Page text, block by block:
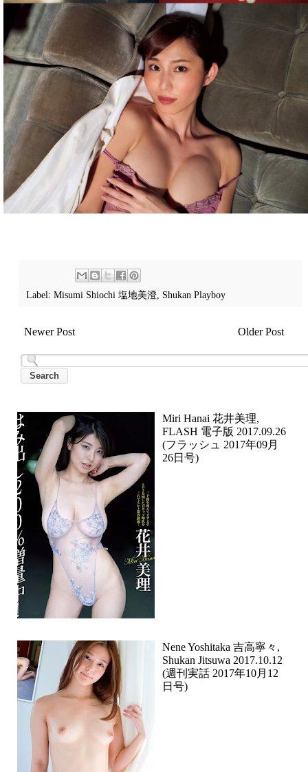
Label: Misumi Shiochi 塩地美澄 Shukan Playboy
Newer Post Older Post
Miri Hanai 花井美理,
FLASH 電子版 2017.09.26
(フラッシュ 2017年09月
26日号)
Nene Yoshitaka 吉高寧々,
Shukan Jitsuwa 2017.10.12
(週刊実話 2017年10月12
日号)